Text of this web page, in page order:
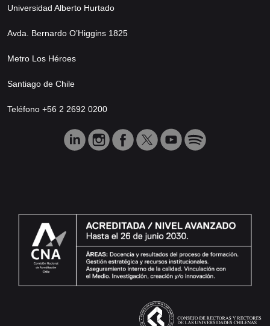
Universidad Alberto Hurtado
Avda. Bernardo O’Higgins 1825
Metro Los Héroes
Santiago de Chile
Teléfono +56 2 2692 0200